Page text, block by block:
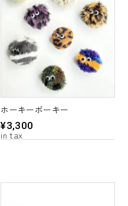
ホーキーポーキー
¥3,300